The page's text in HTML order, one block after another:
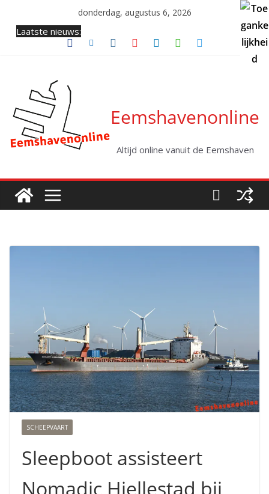
donderdag, augustus 6, 2026
Laatste nieuws:
Eemshavenonline
Altijd online vanuit de Eemshaven
SCHEEPVAART
Sleepboot assisteert
Nomadic Hjellestad bij